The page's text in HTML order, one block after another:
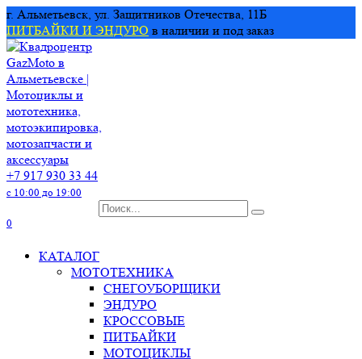
Перейти
к
содержанию
г. Альметьевск, ул. Защитников Отечества, 11Б
ПИТБАЙКИ И ЭНДУРО в наличии и под заказ
+7 917 930 33 44
с 10:00 до 19:00
Search
0
КАТАЛОГ
МОТОТЕХНИКА
СНЕГОУБОРЩИКИ
ЭНДУРО
КРОССОВЫЕ
ПИТБАЙКИ
МОТОЦИКЛЫ